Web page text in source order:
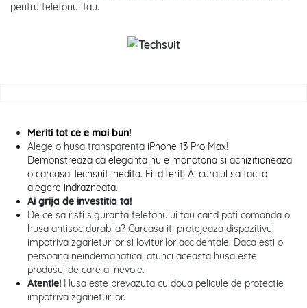
pentru telefonul tau.
Meriti tot ce e mai bun!
Alege o husa transparenta iPhone 13 Pro Max!
Demonstreaza ca eleganta nu e monotona si achizitioneaza
o carcasa Techsuit inedita. Fii diferit! Ai curajul sa faci o
alegere indrazneata.
Ai grija de investitia ta!
De ce sa risti siguranta telefonului tau cand poti comanda o
husa antisoc durabila? Carcasa iti protejeaza dispozitivul
impotriva zgarieturilor si loviturilor accidentale. Daca esti o
persoana neindemanatica, atunci aceasta husa este
produsul de care ai nevoie.
Atentie! Husa este prevazuta cu doua pelicule de protectie
impotriva zgarieturilor.